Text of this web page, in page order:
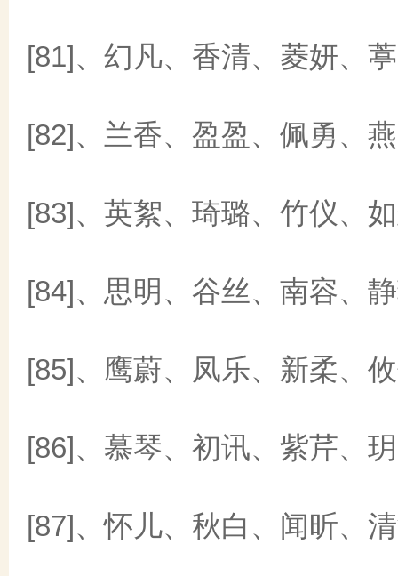
[81]、幻凡、香清、菱妍、
[82]、兰香、盈盈、佩勇、
[83]、英絮、琦璐、竹仪、
[84]、思明、谷丝、南容、
[85]、鹰蔚、凤乐、新柔、
[86]、慕琴、初讯、紫芹、
[87]、怀儿、秋白、闻昕、